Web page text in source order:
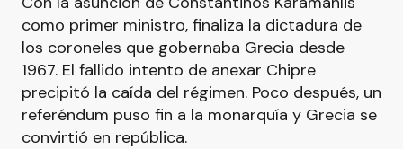
como primer ministro, finaliza la dictadura de
los coroneles que gobernaba Grecia desde
1967. El fallido intento de anexar Chipre
precipitó la caída del régimen. Poco después, un
referéndum puso fin a la monarquía y Grecia se
convirtió en república.